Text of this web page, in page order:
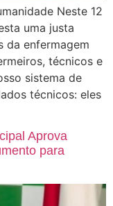
Neste 12
uma justa
da enfermagem
técnicos e
sistema de
técnicos: eles
Aprova
para